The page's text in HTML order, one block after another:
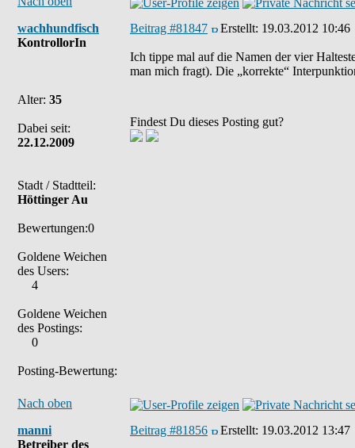
wachhundfisch
KontrollorIn
Alter: 35
Dabei seit:
22.12.2009
Stadt / Stadtteil:
Höttinger Au
Bewertungen:0
Goldene Weichen
des Users:
4
Goldene Weichen
des Postings:
0
Posting-Bewertung:
Beitrag #81847 Erstellt: 19.03.2012 10:46
Ich tippe mal auf die Namen der vier
man mich fragt). Die „korrekte“
Findest Du dieses Posting gut?
Nach oben
manni
Betreiber des
Beitrag #81856 Erstellt: 19.03.2012 13:47